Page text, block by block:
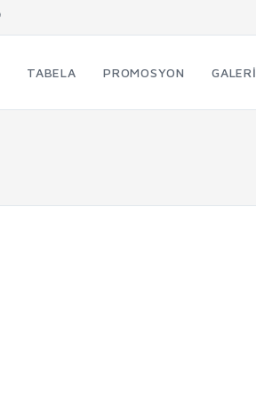
TABELA PROMOSYON GALERI